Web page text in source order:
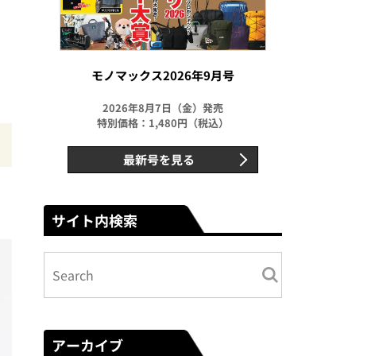
モノマックス2026年9月号
2026年8月7日（金）発売
特別価格：1,480円（税込）
最新号を見る
サイト内検索
アーカイブ